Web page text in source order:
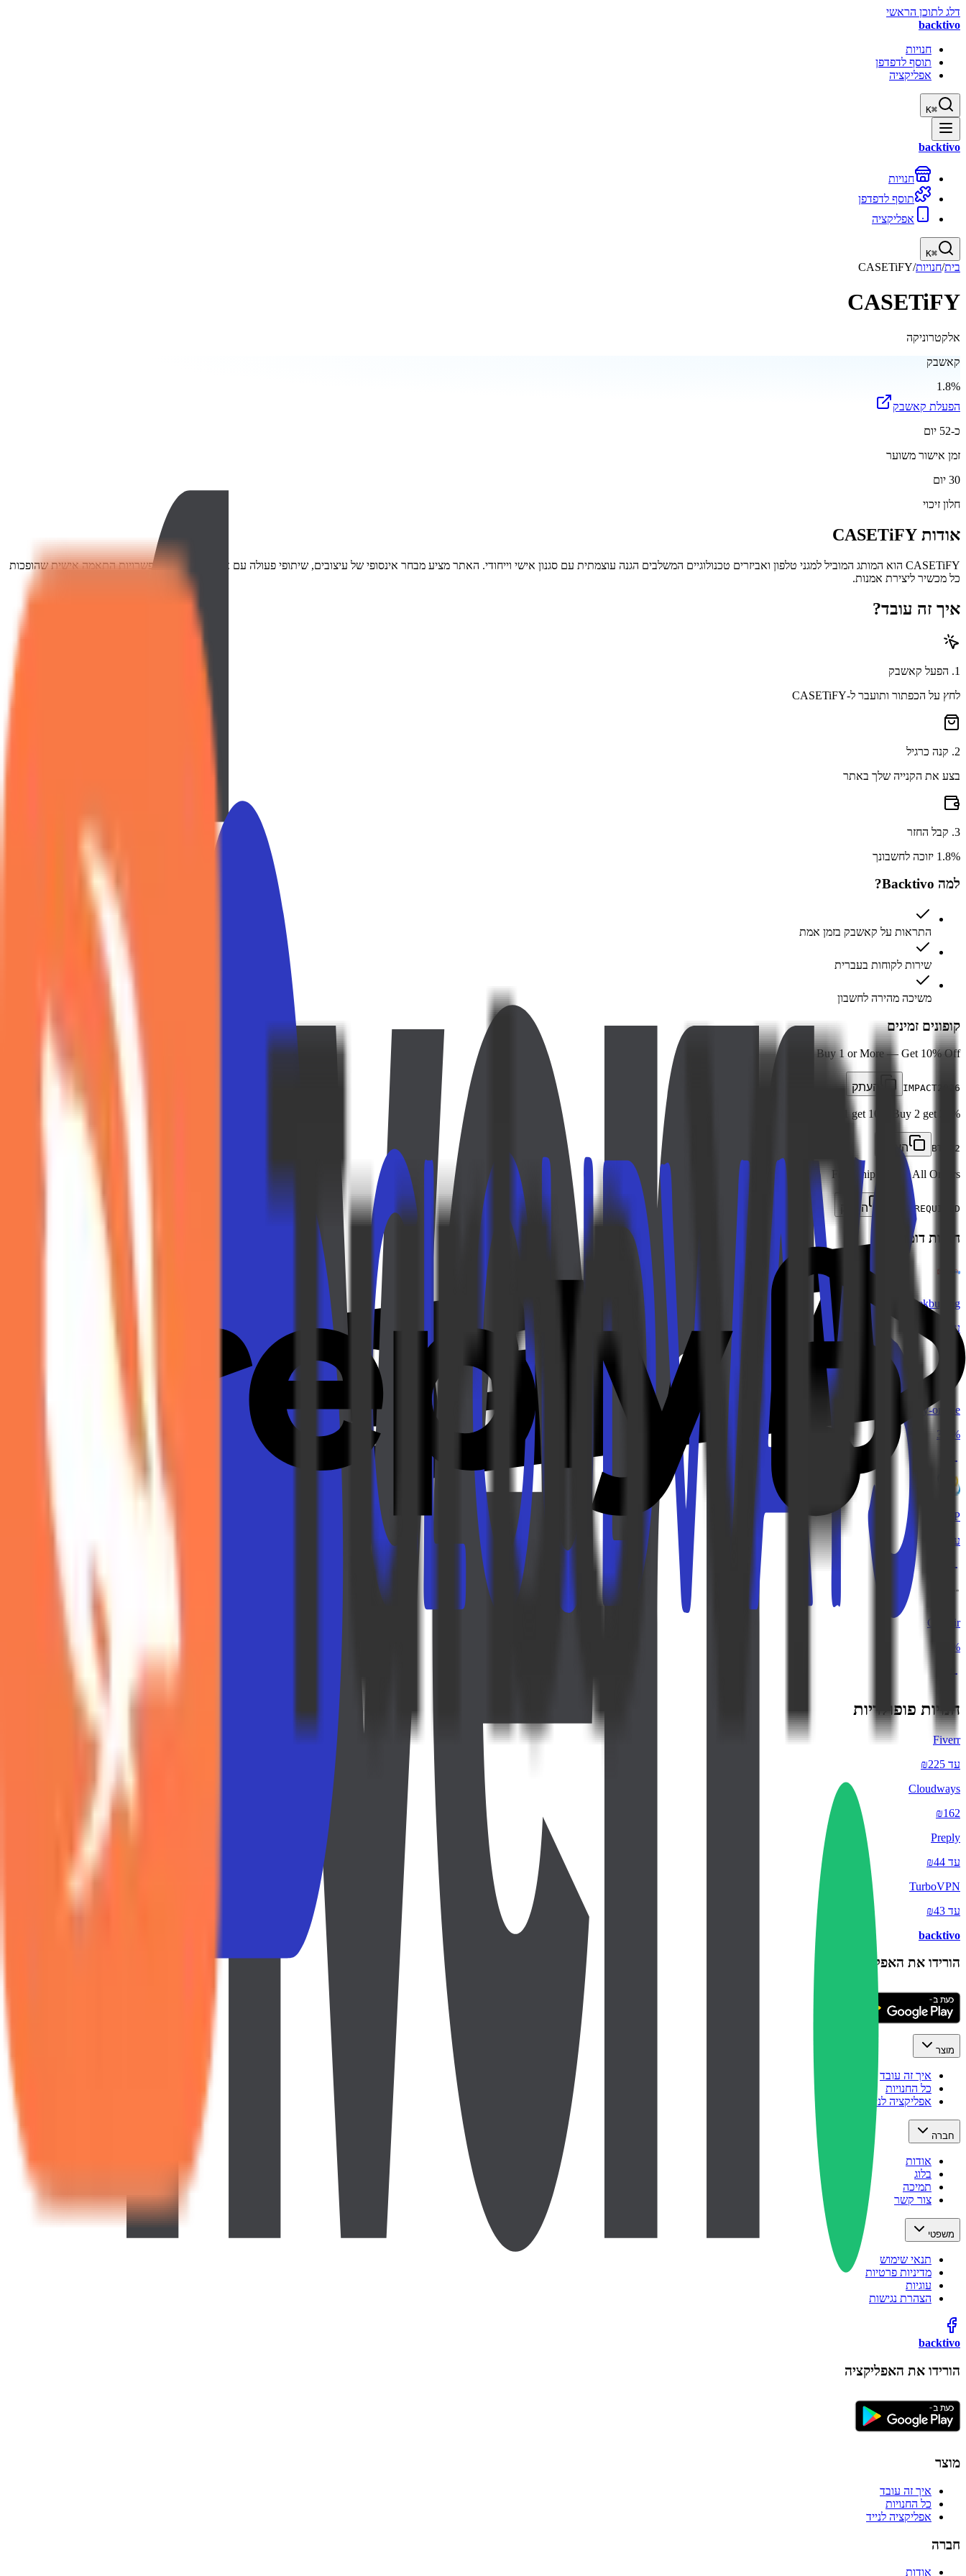
דלג לתוכן הראשי
backtivo
חנויות
תוסף לדפדפן
אפליקציה
⌘
K
backtivo
חנויות
תוסף לדפדפן
אפליקציה
⌘
K
בית/חנויות/
CASETiFY
CASETiFY
אלקטרוניקה
קאשבק
1.8%
הפעלת קאשבק
כ-52 יום
זמן אישור משוער
30 יום
חלון זיכוי
אודות CASETiFY
CASETiFY הוא המותג המוביל למגני טלפון ואביזרים טכנולוגיים המשלבים הגנה עוצמתית עם סגנון אישי וייחודי. האתר מציע מבחר אינסופי של עיצובים, שיתופי פעולה עם אמנים מובילים ואפשרויות התאמה אישית שהופכות
כל מכשיר ליצירת אמנות.
איך זה עובד?
1
. הפעל קאשבק
לחץ על הכפתור ותועבר ל-CASETiFY
2
. קנה כרגיל
בצע את הקנייה שלך באתר
3
. קבל החזר
1.8% יזוכה לחשבונך
למה Backtivo?
התראות על קאשבק בזמן אמת
שירות לקוחות בעברית
משיכה מהירה לחשבון
קופונים זמינים
Buy 1 or More — Get 10% Off
IMPACT2026 העתק
Buy 1 get 10% Buy 2 get 20%
BTS22 העתק
Free Shipping on All Orders
NOT REQUIRED העתק
חנויות דומות
Geekbuying
עד 4.0%
Sunsky-online
3.4%
KSP
עד 3%
Corsair
1.8%
חנויות פופולריות
Fiverr
עד ₪225
Cloudways
₪162
Preply
עד ₪44
TurboVPN
עד ₪43
backtivo
הורידו את האפליקציה
מוצר
איך זה עובד
כל החנויות
אפליקציה לנייד
חברה
אודות
בלוג
תמיכה
צור קשר
משפטי
תנאי שימוש
מדיניות פרטיות
עוגיות
הצהרת נגישות
backtivo
הורידו את האפליקציה
מוצר
איך זה עובד
כל החנויות
אפליקציה לנייד
חברה
אודות